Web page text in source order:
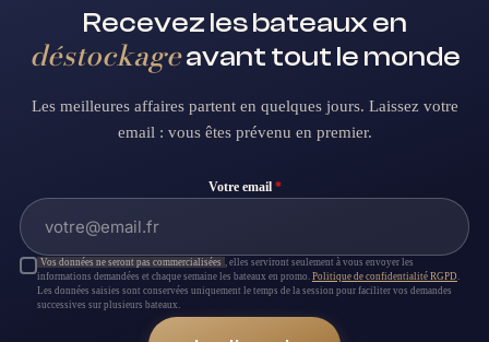
Recevez les bateaux en
déstockageavant tout le monde
Les meilleures affaires partent en quelques jours. Laissez votre
email : vous êtes prévenu en premier.
Votre email *
Vos données ne seront pas commercialisées
, elles serviront seulement à vous envoyer les
informations demandées et chaque semaine les bateaux en promo. Politique de confidentialité RGPD
Les données saisies sont conservées uniquement le temps de la session pour faciliter vos demandes
successives sur plusieurs bateaux.